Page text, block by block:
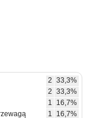
2 33,3%
2 33,3%
1
16,7%
1 16,7%